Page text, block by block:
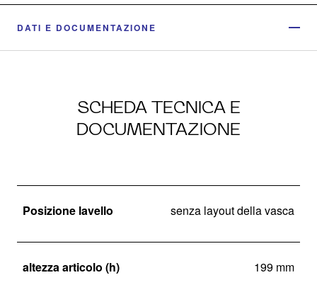
DATI E DOCUMENTAZIONE
SCHEDA TECNICA E
DOCUMENTAZIONE
Posizione lavello senza layout della vasca
altezza articolo (h) 199 mm